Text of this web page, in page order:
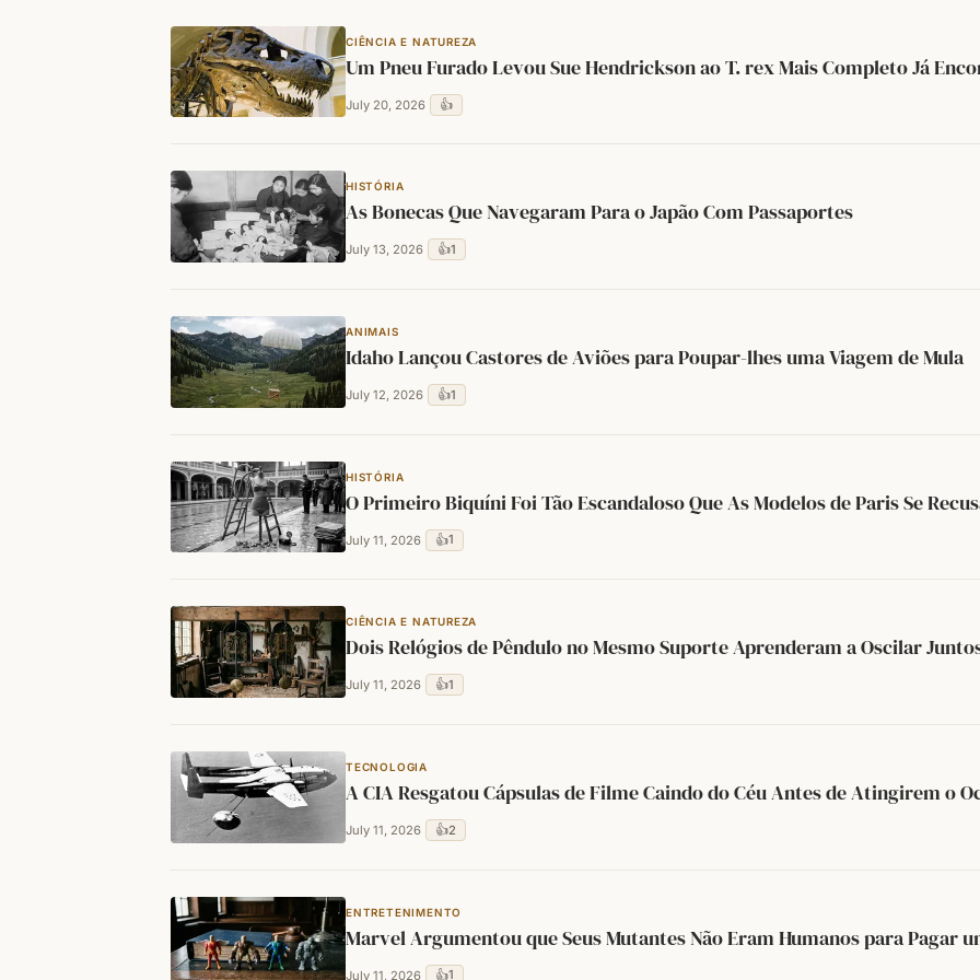
CIÊNCIA E NATUREZA
Um Pneu Furado Levou Sue Hendrickson ao T. rex Mais Completo Já
July 20, 2026 👍
HISTÓRIA
As Bonecas Que Navegaram Para o Japão Com Passaportes
July 13, 2026 👍1
ANIMAIS
Idaho Lançou Castores de Aviões para Poupar-lhes uma Viagem de Mula
July 12, 2026 👍1
HISTÓRIA
O Primeiro Biquíni Foi Tão Escandaloso Que As Modelos de Paris Se
July 11, 2026 👍1
CIÊNCIA E NATUREZA
Dois Relógios de Pêndulo no Mesmo Suporte Aprenderam a Oscilar
July 11, 2026 👍1
TECNOLOGIA
A CIA Resgatou Cápsulas de Filme Caindo do Céu Antes de Atingirem o
July 11, 2026 👍2
ENTRETENIMENTO
Marvel Argumentou que Seus Mutantes Não Eram Humanos para Pagar
July 11, 2026 👍1